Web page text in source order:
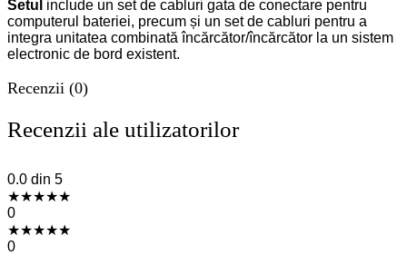
Setul include un set de cabluri gata de conectare pentru
computerul bateriei, precum și un set de cabluri pentru a
integra unitatea combinată încărcător/încărcător la un sistem
electronic de bord existent.
Recenzii (0)
Recenzii ale utilizatorilor
0.0 din 5
★★★★★
0
★★★★★
0